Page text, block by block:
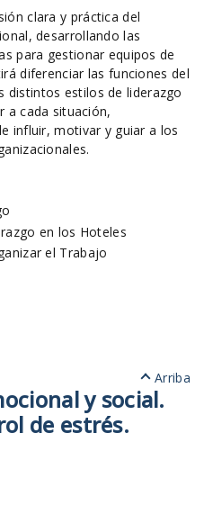
clara y práctica del
desarrollando las
para gestionar equipos de
diferenciar las funciones del
distintos estilos de liderazgo
a cada situación,
influir, motivar y guiar a los
en los Hoteles
el Trabajo
Arriba
y social.
de estrés.